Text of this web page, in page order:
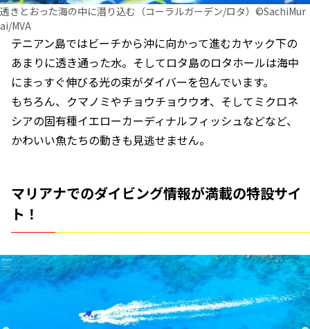
透きとおった海の中に潜り込む（コーラルガーデン/ロタ）©SachiMur
ai/MVA
テニアン島ではビーチから沖に向かって進むカヤック下の
あまりに透き通った水。そしてロタ島のロタホールは海中
にまっすぐ伸びる光の束がダイバーを包んでいます。
もちろん、クマノミやチョウチョウウオ、そしてミクロネ
シアの固有種イエローカーディナルフィッシュなどなど、
かわいい魚たちの動きも見逃せません。
マリアナでのダイビング情報が満載の特設サイ
ト！